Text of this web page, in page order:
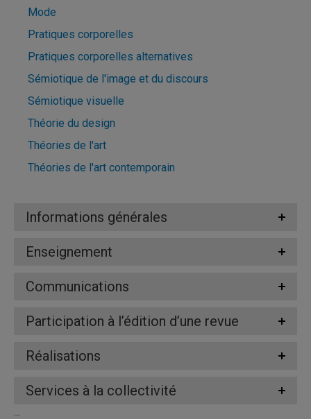
Mode
Pratiques corporelles
Pratiques corporelles alternatives
Sémiotique de l'image et du discours
Sémiotique visuelle
Théorie du design
Théories de l'art
Théories de l'art contemporain
Informations générales
Enseignement
Communications
Participation à l’édition d’une revue
Réalisations
Services à la collectivité
...